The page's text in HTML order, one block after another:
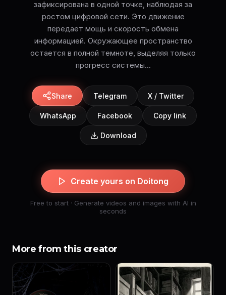
зафиксирована в одной точке, наблюдая за
ростом цифровой сети. Это движение
передает мощь и скорость обмена
информацией. Окружающее пространство
остается в полной темноте, выделяя только
прогресс системы...
Share Telegram X / Twitter
WhatsApp Facebook Copy link
Download
Create yours on Doitong
Free to start · Generate videos and images with AI in
seconds
More from this creator